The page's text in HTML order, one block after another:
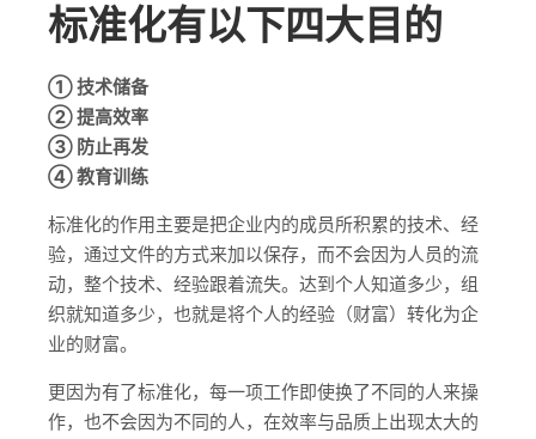
标准化有以下四大目的
① 技术储备
② 提高效率
③ 防止再发
④ 教育训练
标准化的作用主要是把企业内的成员所积累的技术、经
验，通过文件的方式来加以保存，而不会因为人员的流
动，整个技术、经验跟着流失。达到个人知道多少，组
织就知道多少，也就是将个人的经验（财富）转化为企
业的财富。
更因为有了标准化，每一项工作即使换了不同的人来操
作，也不会因为不同的人，在效率与品质上出现太大的